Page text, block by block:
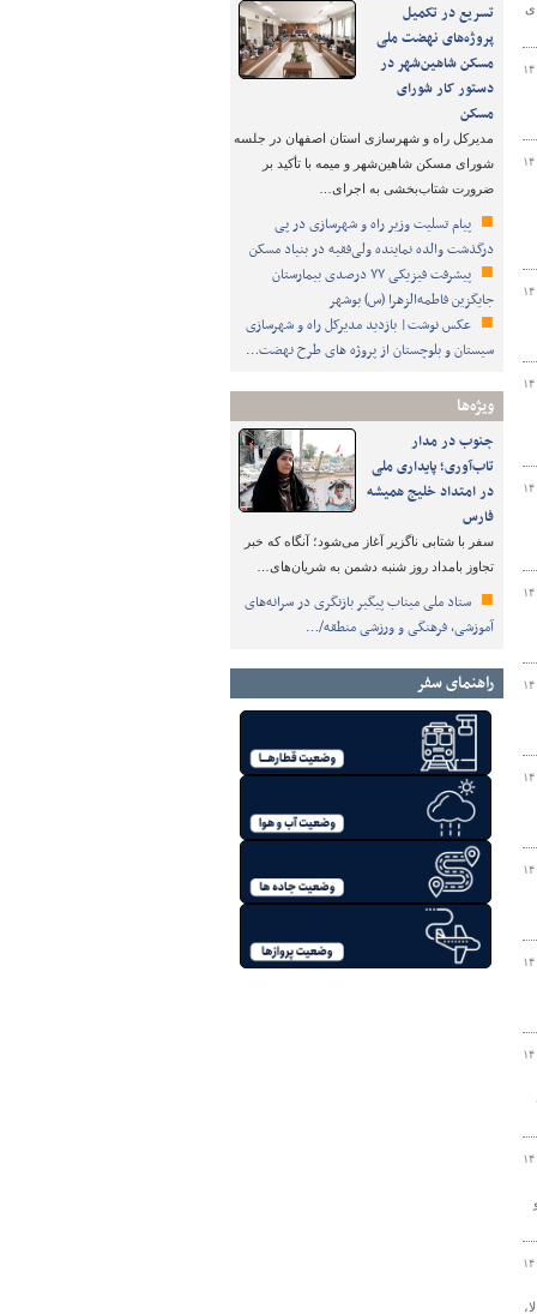
تسریع در تکمیل
پروژه‌های نهضت ملی
مسکن شاهین‌شهر در
دستور کار شورای
مسکن
مدیرکل راه و شهرسازی استان اصفهان در جلسه
شورای مسکن شاهین‌شهر و میمه با تأکید بر
ضرورت شتاب‌بخشی به اجرای…
پیام تسلیت وزیر راه و شهرسازی در پی
درگذشت والده نماینده ولی‌فقیه در بنیاد مسکن
پیشرفت فیزیکی ۷۷ درصدی بیمارستان
جایگزین فاطمه‌الزهرا (س) بوشهر
عکس نوشت| بازدید مدیرکل راه و شهرسازی
سیستان و بلوچستان از پروژه های طرح نهضت…
ویژه‌ها
جنوب در مدار
تاب‌آوری؛ پایداری ملی
در امتداد خلیج همیشه
فارس
سفر با شتابی ناگزیر آغاز می‌شود؛ آنگاه که خبر
تجاوز بامداد روز شنبه دشمن به شریان‌های…
ستاد ملی میناب پیگیر بازنگری در سرانه‌های
آموزشی، فرهنگی و ورزشی منطقه/…
راهنمای سفر